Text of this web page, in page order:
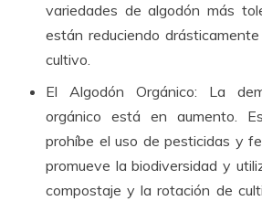
variedades de algodón más
están reduciendo
cultivo.
El Algodón Orgánico: La
orgánico está en aumento.
prohíbe el uso de pesticidas y
promueve la biodiversidad y
compostaje y la rotación de